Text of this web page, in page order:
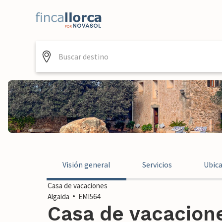
Visión general Servicios
Casa de vacaciones
Algaida
EMI564
Casa de